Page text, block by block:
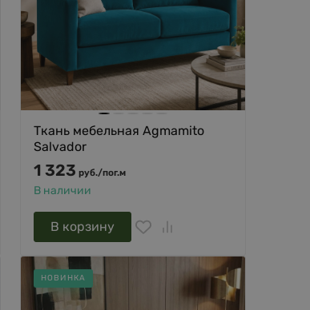
Ткань мебельная Agmamito
Salvador
1 323 руб./пог.м
В наличии
В корзину
НОВИНКА